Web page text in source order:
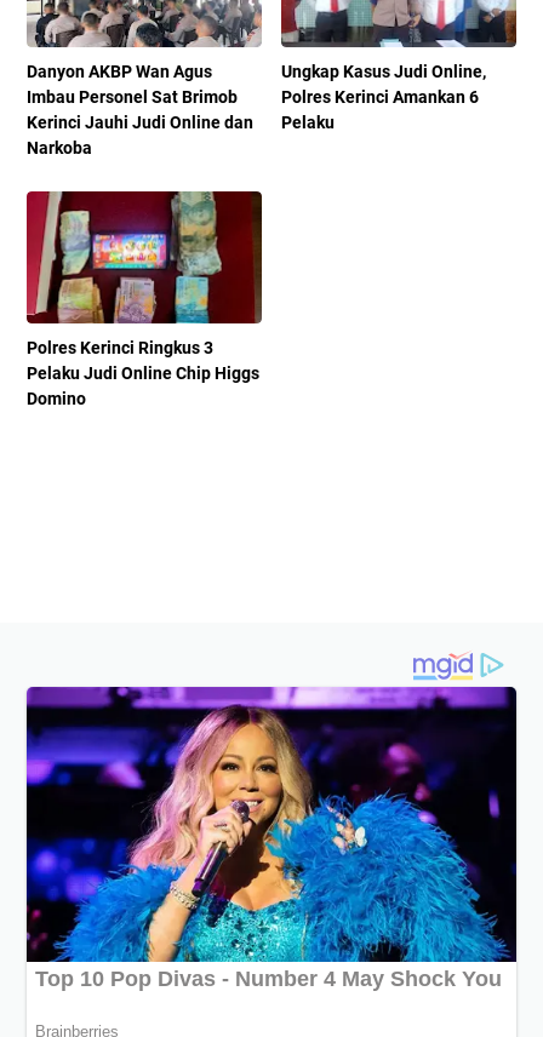
Danyon AKBP Wan Agus
Imbau Personel Sat Brimob
Kerinci Jauhi Judi Online dan
Narkoba
Ungkap Kasus Judi Online,
Polres Kerinci Amankan 6
Pelaku
Polres Kerinci Ringkus 3
Pelaku Judi Online Chip Higgs
Domino